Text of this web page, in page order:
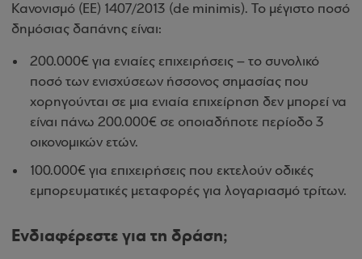
Κανονισμό (ΕΕ) 1407/2013 (de minimis). Το μέγιστο ποσό
δημόσιας δαπάνης είναι:
200.000€ για ενιαίες επιχειρήσεις – το συνολικό
ποσό των ενισχύσεων ήσσονος σημασίας που
χορηγούνται σε μια ενιαία επιχείρηση δεν μπορεί να
είναι πάνω 200.000€ σε οποιαδήποτε περίοδο 3
οικονομικών ετών.
100.000€ για επιχειρήσεις που εκτελούν οδικές
εμπορευματικές μεταφορές για λογαριασμό τρίτων.
Ενδιαφέρεστε για τη δράση;